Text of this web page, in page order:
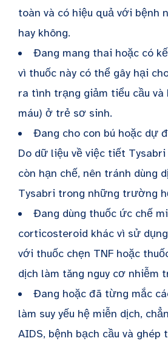
toàn và có hiệu quả với bệnh
hay không.
Đang mang thai hoặc có
vì thuốc này có thể gây hại
ra tình trạng giảm tiểu cầu và
máu) ở trẻ sơ sinh.
Đang cho con bú hoặc dự
Do dữ liệu về việc tiết
còn hạn chế, nên tránh dùng
Tysabri trong những trường
Đang dùng thuốc ức chế
corticosteroid khác vì sử
với thuốc chẹn TNF hoặc
dịch làm tăng nguy cơ nhiễm
Đang hoặc đã từng mắc
làm suy yếu hệ miễn dịch,
AIDS, bệnh bạch cầu và ghép